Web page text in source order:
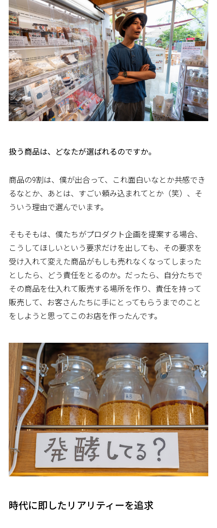
――扱う商品は、どなたが選ばれるのですか。
商品の9割は、僕が出合って、これ面白いなとか共感でき
るなとか、あとは、すごい頼み込まれてとか（笑）、そ
ういう理由で選んでいます。
そもそもは、僕たちがプロダクト企画を提案する場合、
こうしてほしいという要求だけを出しても、その要求を
受け入れて変えた商品がもしも売れなくなってしまった
としたら、どう責任をとるのか。だったら、自分たちで
その商品を仕入れて販売する場所を作り、責任を持って
販売して、お客さんたちに手にとってもらうまでのこと
をしようと思ってこのお店を作ったんです。
時代に即したリアリティーを追求